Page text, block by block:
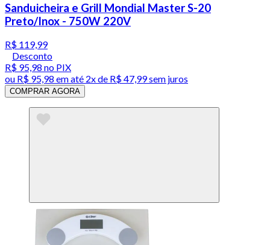
Sanduicheira e Grill Mondial Master S-20
Preto/Inox - 750W 220V
R$ 119,99
Desconto
R$ 95,98 no PIX
ou R$ 95,98 em até 2x de R$ 47,99 sem juros
COMPRAR AGORA